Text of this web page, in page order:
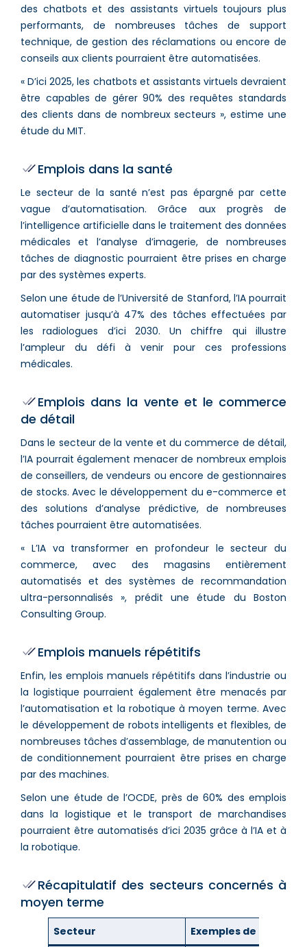
des chatbots et des assistants virtuels toujours plus
performants, de nombreuses tâches de support
technique, de gestion des réclamations ou encore de
conseils aux clients pourraient être automatisées.
« D’ici 2025, les chatbots et assistants virtuels devraient
être capables de gérer 90% des requêtes standards
des clients dans de nombreux secteurs », estime une
étude du MIT.
Emplois dans la santé
Le secteur de la santé n’est pas épargné par cette
vague d’automatisation. Grâce aux progrès de
l’intelligence artificielle dans le traitement des données
médicales et l’analyse d’imagerie, de nombreuses
tâches de diagnostic pourraient être prises en charge
par des systèmes experts.
Selon une étude de l’Université de Stanford, l’IA pourrait
automatiser jusqu’à 47% des tâches effectuées par
les radiologues d’ici 2030. Un chiffre qui illustre
l’ampleur du défi à venir pour ces professions
médicales.
Emplois dans la vente et le commerce
de détail
Dans le secteur de la vente et du commerce de détail,
l’IA pourrait également menacer de nombreux emplois
de conseillers, de vendeurs ou encore de gestionnaires
de stocks. Avec le développement du e-commerce et
des solutions d’analyse prédictive, de nombreuses
tâches pourraient être automatisées.
« L’IA va transformer en profondeur le secteur du
commerce, avec des magasins entièrement
automatisés et des systèmes de recommandation
ultra-personnalisés », prédit une étude du Boston
Consulting Group.
Emplois manuels répétitifs
Enfin, les emplois manuels répétitifs dans l’industrie ou
la logistique pourraient également être menacés par
l’automatisation et la robotique à moyen terme. Avec
le développement de robots intelligents et flexibles, de
nombreuses tâches d’assemblage, de manutention ou
de conditionnement pourraient être prises en charge
par des machines.
Selon une étude de l’OCDE, près de 60% des emplois
dans la logistique et le transport de marchandises
pourraient être automatisés d’ici 2035 grâce à l’IA et à
la robotique.
Récapitulatif des secteurs concernés à
moyen terme
Secteur Exemples de métiers